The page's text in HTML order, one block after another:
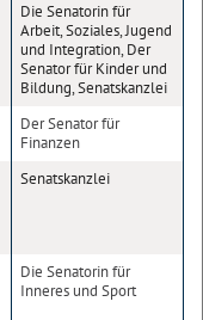
Die Senatorin für
Arbeit, Soziales, Jugend
und Integration, Der
Senator für Kinder und
Bildung, Senatskanzlei
Der Senator für
Finanzen
Senatskanzlei
Die Senatorin für
Inneres und Sport